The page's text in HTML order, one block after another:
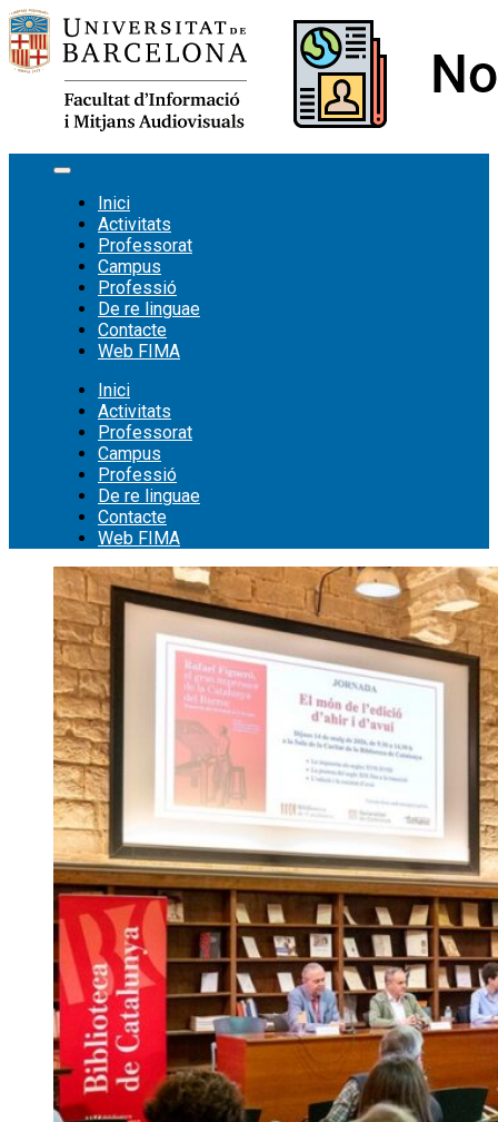
Vés
al
contingut
Inici
Activitats
Professorat
Campus
Professió
De re linguae
Contacte
Web FIMA
Inici
Activitats
Professorat
Campus
Professió
De re linguae
Contacte
Web FIMA
Cerca: